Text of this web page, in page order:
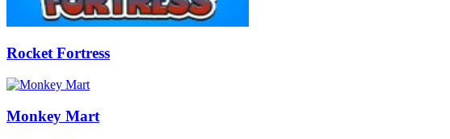
Rocket Fortress
Monkey Mart